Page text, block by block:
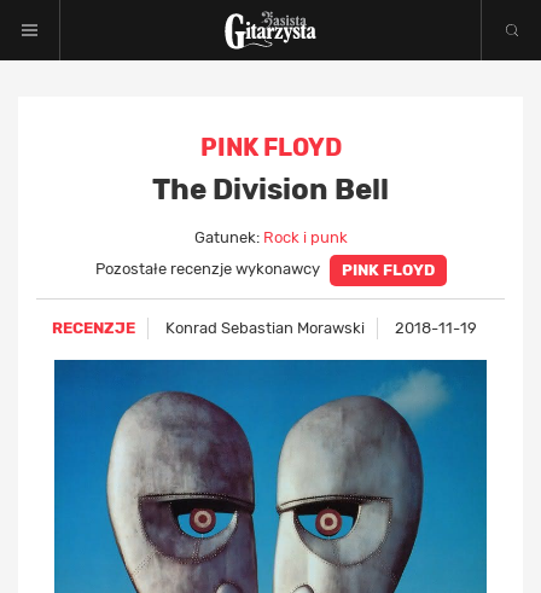
PINK FLOYD
The Division Bell
Gatunek: Rock i punk
Pozostałe recenzje wykonawcy
PINK FLOYD
RECENZJE Konrad Sebastian Morawski 2018-11-19